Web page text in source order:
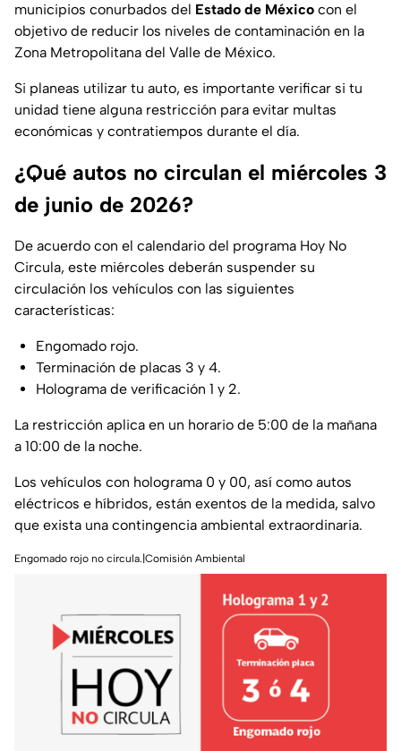
municipios conurbados del Estado de México con el
objetivo de reducir los niveles de contaminación en la
Zona Metropolitana del Valle de México.
Si planeas utilizar tu auto, es importante verificar si tu
unidad tiene alguna restricción para evitar multas
económicas y contratiempos durante el día.
¿Qué autos no circulan el miércoles 3
de junio de 2026?
De acuerdo con el calendario del programa Hoy No
Circula, este miércoles deberán suspender su
circulación los vehículos con las siguientes
características:
Engomado rojo.
Terminación de placas 3 y 4.
Holograma de verificación 1 y 2.
La restricción aplica en un horario de 5:00 de la mañana
a 10:00 de la noche.
Los vehículos con holograma 0 y 00, así como autos
eléctricos e híbridos, están exentos de la medida, salvo
que exista una contingencia ambiental extraordinaria.
Engomado rojo no circula.|Comisión Ambiental